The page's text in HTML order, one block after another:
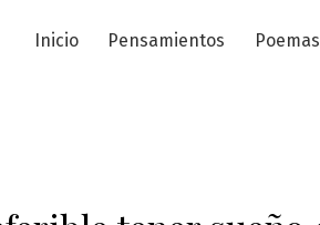
Inicio Pensamientos Poemas